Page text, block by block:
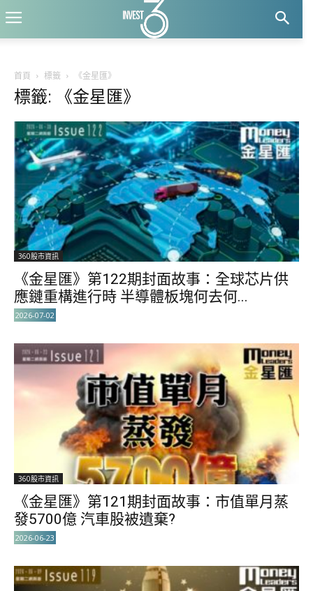
首頁 標籤 《金星匯》
標籤: 《金星匯》
360股市資訊
《金星匯》第122期封面故事：全球芯片供
應鏈重構進行時 半導體板塊何去何...
2026-07-02
360股市資訊
《金星匯》第121期封面故事：市值單月蒸
發5700億 汽車股被遺棄?
2026-06-23